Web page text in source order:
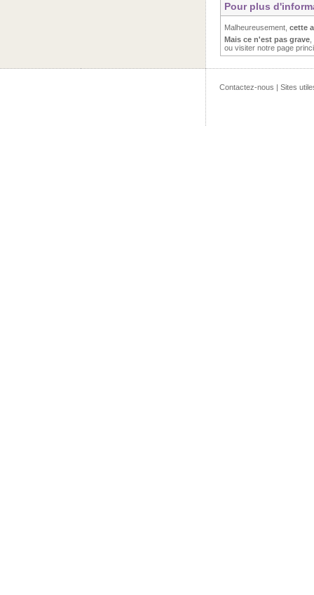
Pour plus
Malheureusement, cette
Mais ce n'est pas grave
ou visiter notre page
Contactez-nous | Sites